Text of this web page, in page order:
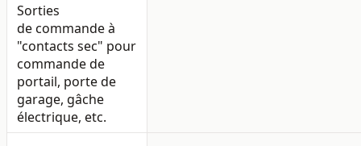
Sorties
de commande à
"contacts sec" pour
commande de
portail, porte de
garage, gâche
électrique, etc.